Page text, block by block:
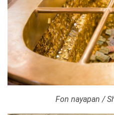
Fon nayapan /